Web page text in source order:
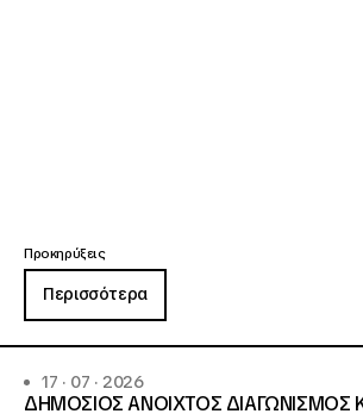
Προκηρύξεις
Περισσότερα
17 · 07 · 2026
ΔΗΜΟΣΙΟΣ ΑΝΟΙΧΤΟΣ ΔΙΑΓΩΝΙΣΜΟΣ